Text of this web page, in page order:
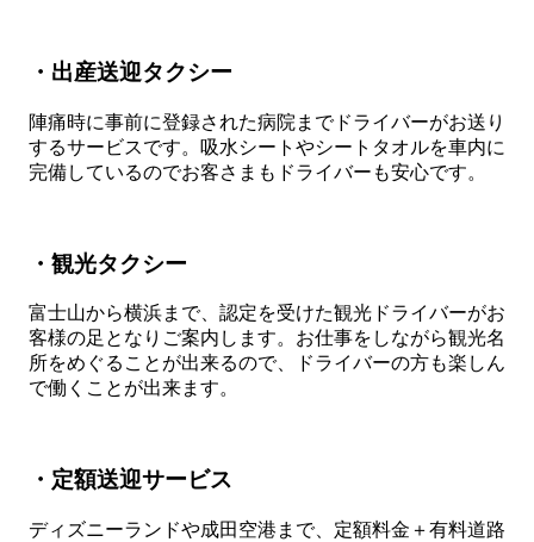
・出産送迎タクシー
陣痛時に事前に登録された病院までドライバーがお送り
するサービスです。吸水シートやシートタオルを車内に
完備しているのでお客さまもドライバーも安心です。
・観光タクシー
富士山から横浜まで、認定を受けた観光ドライバーがお
客様の足となりご案内します。お仕事をしながら観光名
所をめぐることが出来るので、ドライバーの方も楽しん
で働くことが出来ます。
・定額送迎サービス
ディズニーランドや成田空港まで、定額料金＋有料道路